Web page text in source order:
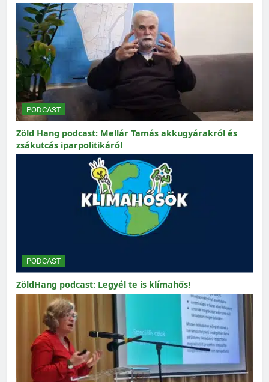
PODCAST
Zöld Hang podcast: Mellár Tamás akkugyárakról és
zsákutcás iparpolitikáról
PODCAST
ZöldHang podcast: Legyél te is klímahős!